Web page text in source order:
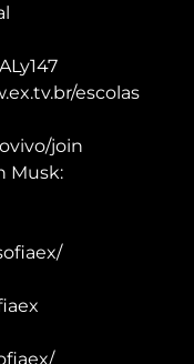
escolas
join
Musk: